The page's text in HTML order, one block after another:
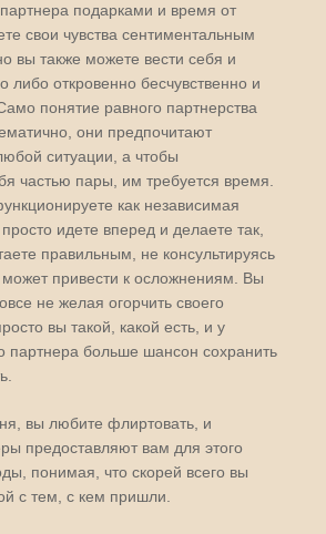
подарками и время от
свои чувства сентиментальным
вы также можете вести себя и
либо откровенно бесчувственно и
понятие равного партнерства
они предпочитают
ситуации, а чтобы
частью пары, им требуется время.
как независимая
идете вперед и делаете так,
правильным, не консультируясь
привести к осложнениям. Вы
не желая огорчить своего
вы такой, какой есть, и у
партнера больше шансон сохранить
вы любите флиртовать, и
предоставляют вам для этого
понимая, что скорей всего вы
с тем, с кем пришли.